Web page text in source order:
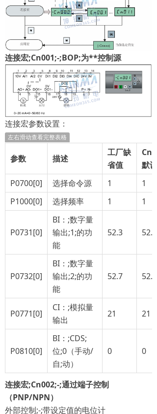
连接宏;Cn001;-;BOP;为**控制源
连接宏参数设置：
左右滑动查看完整表格
参数 描述
工厂缺
省值
默认
P0700[0]
选择命令源 1
1
P1000[0]
选择频率 1 1
P0731[0]
BI：;数字量
输出;1;的功
能
52.3 52.2
P0732[0]
BI：;数字量
输出;2;的功
能
52.7 52.3
P0771[0]
CI：;模拟量
输出
21 21
P0810[0]
BI：;CDS;
位;0（手动/
自;动）
0 0
连接宏;Cn002;-;通过端子控制
（PNP/NPN）
外部控制;-;带设定值的电位计